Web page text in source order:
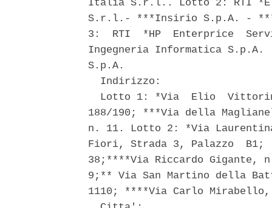
Italia S.r.l.. Lotto 2: RTI
S.r.l.- ***Insirio S.p.A. -
3:  RTI  *HP  Enterprice
Ingegneria Informatica
S.p.A.
  Indirizzo:
Lotto 1: *Via  Elio
188/190; ***Via della
n. 11. Lotto 2: *Via
Fiori, Strada 3, Palazzo
38;****Via Riccardo
9;** Via San Martino della
1110; ****Via Carlo